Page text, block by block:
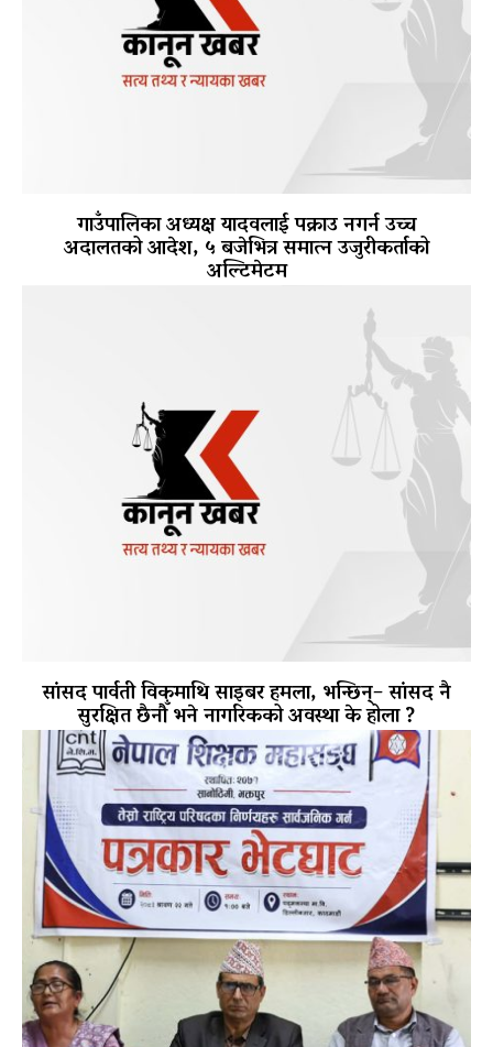
गाउँपालिका अध्यक्ष यादवलाई पक्राउ नगर्न उच्च
अदालतको आदेश, ५ बजेभित्र समात्न उजुरीकर्ताको
अल्टिमेटम
सांसद पार्वती विकमाथि साइबर हमला, भन्छिन्– सांसद नै
सुरक्षित छैनौँ भने नागरिकको अवस्था के होला ?